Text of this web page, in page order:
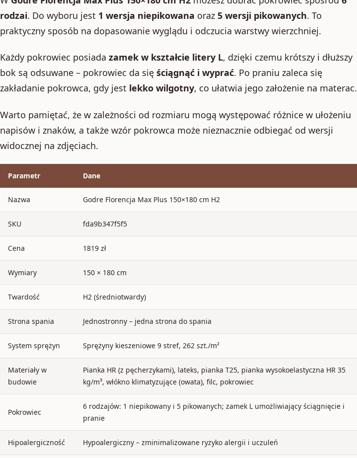
rodzai. Do wyboru jest 1 wersja niepikowana oraz 5 wersji pikowanych. To
praktyczny sposób na dopasowanie wyglądu i odczucia warstwy wierzchniej.
Każdy pokrowiec posiada zamek w kształcie litery L, dzięki czemu krótszy i dłuższy
bok są odsuwane – pokrowiec da się ściągnąć i wyprać. Po praniu zaleca się
zakładanie pokrowca, gdy jest lekko wilgotny, co ułatwia jego założenie na materac.
Warto pamiętać, że w zależności od rozmiaru mogą występować różnice w ułożeniu
napisów i znaków, a także wzór pokrowca może nieznacznie odbiegać od wersji
widocznej na zdjęciach.
Parametr Dane
Nazwa Godre Florencja Max Plus 150×180 cm H2
SKU fda9b347f5f5
Cena 1819 zł
Wymiary 150 × 180 cm
Twardość H2 (średniotwardy)
Strona spania Jednostronny – jedna strona do spania
System sprężyn Sprężyny kieszeniowe 9 stref, 262 szt./m²
Materiały w
budowie
Pianka HR (z pęcherzykami), lateks, pianka T25, pianka wysokoelastyczna HR 35
kg/m³, włókno klimatyzujące (owata), filc, pokrowiec
Pokrowiec
6 rodzajów: 1 niepikowany i 5 pikowanych; zamek L umożliwiający ściągnięcie i
pranie
Hipoalergiczność Hypoalergiczny – zminimalizowane ryzyko alergii i uczuleń